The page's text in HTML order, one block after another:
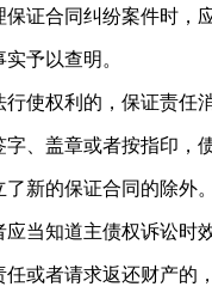
合同纠纷案件时，
予以查明。
权利的，保证责任
、盖章或者按指印，
新的保证合同的除外
知道主债权诉讼时
或者请求返还财产的